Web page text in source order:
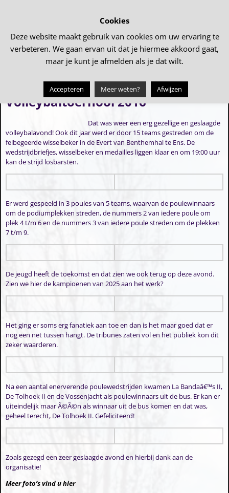
Volleybaltoernooi 2016
Dat was weer een erg gezellige en geslaagde
volleybalavond! Ook dit jaar werd er door 15 teams gestreden om de
felbegeerde wisselbeker in de Evert van Benthemhal te Ens. De
wedstrijdbriefjes, wisselbeker en medailles liggen klaar en om 19:00 uur
kan de strijd losbarsten.
Er werd gespeeld in 3 poules van 5 teams, waarvan de poulewinnaars
om de podiumplekken streden, de nummers 2 van iedere poule om
plek 4 t/m 6 en de nummers 3 van iedere poule streden om de plekken
7 t/m 9.
De jeugd heeft de toekomst en dat zien we ook terug op deze avond.
Zien we hier de kampioenen van 2025 aan het werk?
Het ging er soms erg fanatiek aan toe en dan is het maar goed dat er
nog een net tussen hangt. De tribunes zaten vol en het publiek kon dit
zeker waarderen.
Na een aantal enerverende poulewedstrijden kwamen La Bandaâ€™s II,
De Tolhoek II en de Vossenjacht als poulewinnaars uit de bus. Er kan er
uiteindelijk maar Ã©Ã©n als winnaar uit de bus komen en dat was,
geheel terecht, De Tolhoek II. Gefeliciteerd!
Zoals gezegd een zeer geslaagde avond en hierbij dank aan de
organisatie!
Meer foto’s vind u hier
Cookies
Deze website maakt gebruik van cookies om uw ervaring te
verbeteren. We gaan ervan uit dat je hiermee akkoord gaat,
maar je kunt je afmelden als je dat wilt.
Accepteren Meer weten? Afwijzen